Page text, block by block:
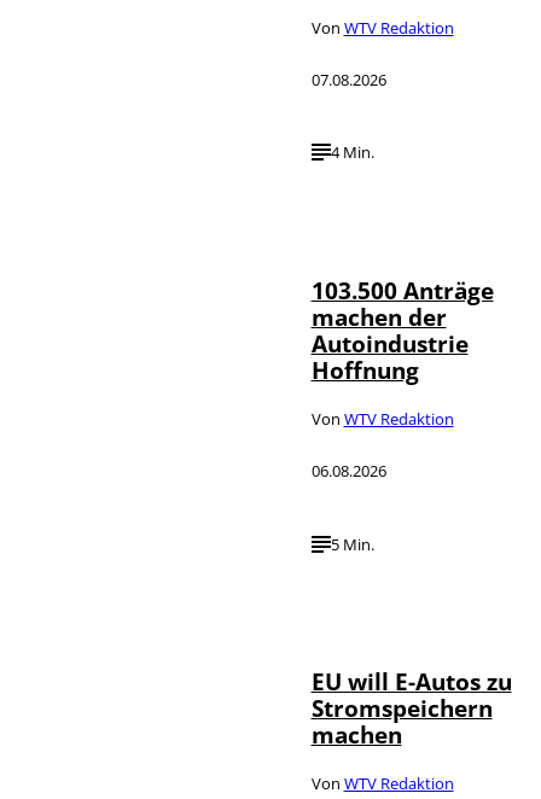
Von WTV Redaktion
07.08.2026
4 Min.
103.500 Anträge
machen der
Autoindustrie
Hoffnung
Von WTV Redaktion
06.08.2026
5 Min.
EU will E-Autos zu
Stromspeichern
machen
Von WTV Redaktion